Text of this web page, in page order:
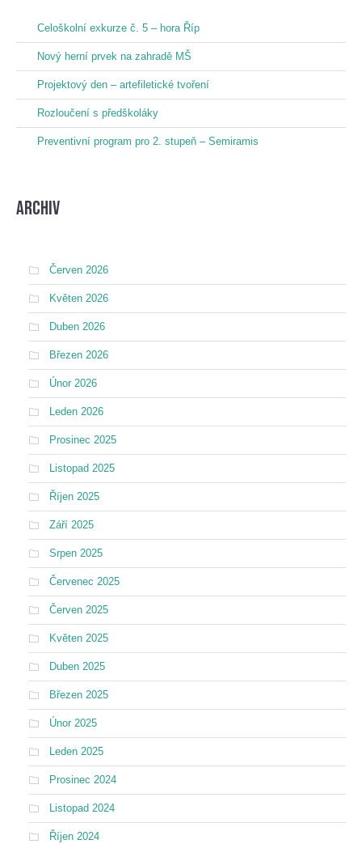
Celoškolní exkurze č. 5 – hora Říp
Nový herní prvek na zahradě MŠ
Projektový den – artefiletické tvoření
Rozloučení s předškoláky
Preventivní program pro 2. stupeň – Semiramis
Archiv
Červen 2026
Květen 2026
Duben 2026
Březen 2026
Únor 2026
Leden 2026
Prosinec 2025
Listopad 2025
Říjen 2025
Září 2025
Srpen 2025
Červenec 2025
Červen 2025
Květen 2025
Duben 2025
Březen 2025
Únor 2025
Leden 2025
Prosinec 2024
Listopad 2024
Říjen 2024